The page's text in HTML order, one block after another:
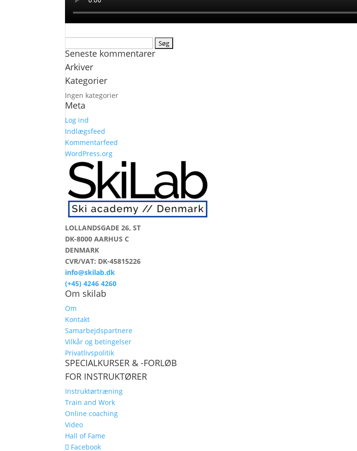
efter:
Seneste kommentarer
Arkiver
Kategorier
Ingen kategorier
Meta
Log ind
Indlægsfeed
Kommentarfeed
WordPress.org
LOLLANDSGADE 26, ST
DK-8000 AARHUS C
DENMARK
CVR/VAT: DK-45815226
info@skilab.dk
(+45) 4246 4260
Om skilab
Om
Kontakt
Samarbejdspartnere
Vilkår og betingelser
Privatlivspolitik
SPECIALKURSER & -FORLØB
FOR INSTRUKTØRER
Instruktørtræning
Train and Work
Online coaching
Video
Hall of Fame
Facebook